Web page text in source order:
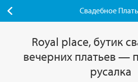
Свадебное
Royal place, бутик
вечерних платьев —
русалка